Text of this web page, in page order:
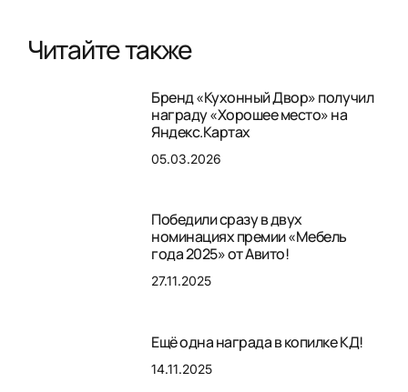
Читайте также
Бренд «Кухонный Двор» получил
награду «Хорошее место» на
Яндекс.Картах
05.03.2026
Победили сразу в двух
номинациях премии «Мебель
года 2025» от Авито!
27.11.2025
Ещё одна награда в копилке КД!
14.11.2025